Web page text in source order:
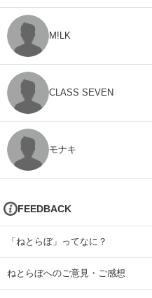
M!LK
CLASS SEVEN
モナキ
FEEDBACK
「ねとらぼ」ってなに？
ねとらぼへのご意見・ご感想